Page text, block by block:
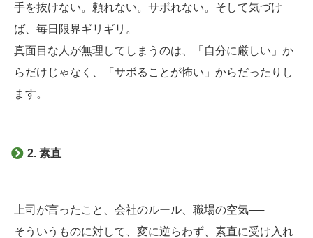
手を抜けない。頼れない。サボれない。そして気づけ
ば、毎日限界ギリギリ。
真面目な人が無理してしまうのは、「自分に厳しい」か
らだけじゃなく、「サボることが怖い」からだったりし
ます。
2. 素直
上司が言ったこと、会社のルール、職場の空気──
そういうものに対して、変に逆らわず、素直に受け入れ